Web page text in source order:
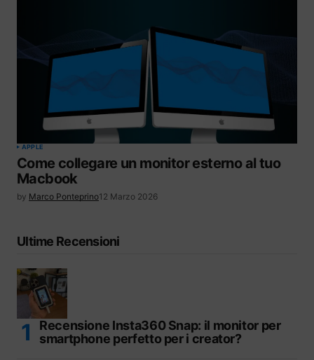
APPLE
Come collegare un monitor esterno al tuo
Macbook
by Marco Ponteprino12 Marzo 2026
Ultime Recensioni
Recensione Insta360 Snap: il monitor per
smartphone perfetto per i creator?